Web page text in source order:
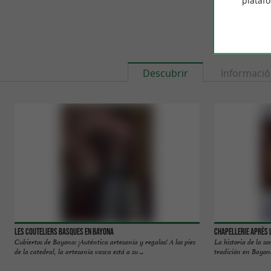
Descubrir
Les Couteliers Basques en Bayona
Cubiertos de Bayona: ¡Auténtica artesanía y regalos! A los pies
de la catedral, la artesanía vasca está a su ...
Chapellerie Après
La historia de la
tradición en